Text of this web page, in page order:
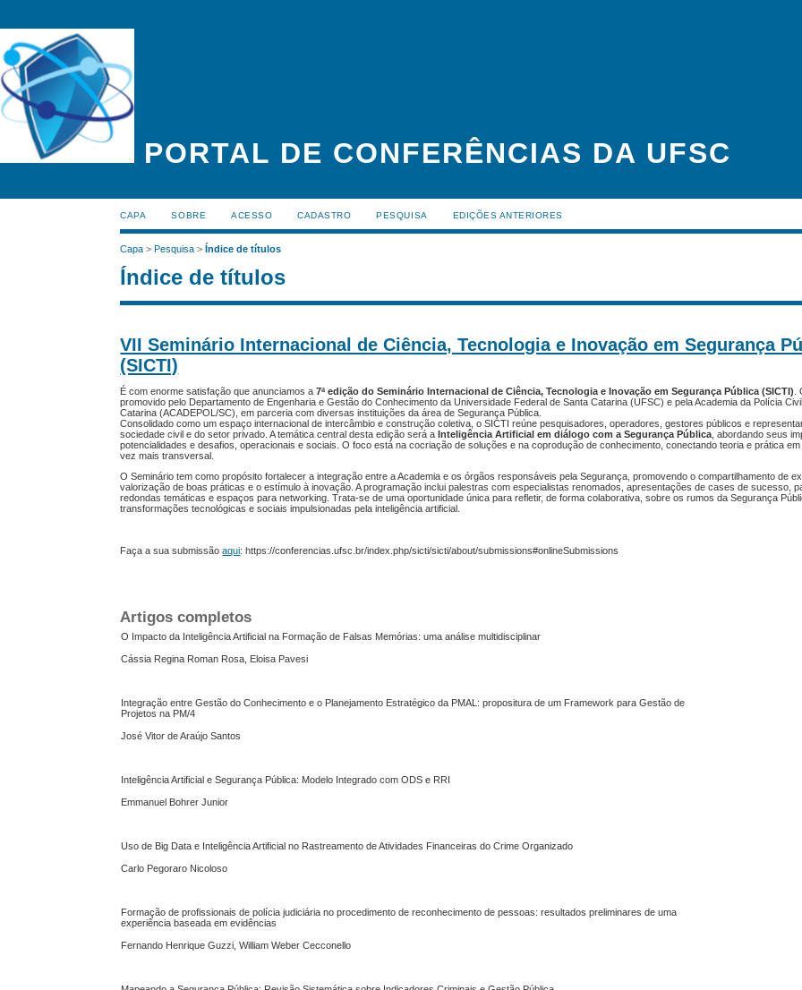
PORTAL DE CONFERÊNCIAS DA UFSC
CAPA SOBRE ACESSO CADASTRO PESQUISA EDIÇÕES ANTERIORES
Capa >Pesquisa >Índice de títulos
Índice de títulos
VII Seminário Internacional de Ciência, Tecnologia e Inovação em Segurança
(SICTI)
É com enorme satisfação que anunciamos a7ª edição do Seminário Internacional de Ciência, Tecnologia e Inovação em Segurança Pública (SICTI)
promovido pelo Departamento de Engenharia e Gestão do Conhecimento da Universidade Federal de Santa Catarina (UFSC) e pela Academia da Polícia
Catarina (ACADEPOL/SC), em parceria com diversas instituições da área de Segurança Pública.
Consolidado como um espaço internacional de intercâmbio e construção coletiva, o SICTI reúne pesquisadores, operadores, gestores públicos e
sociedade civil e do setor privado. A temática central desta edição será aInteligência Artificial em diálogo com a Segurança Pública , abordando seus
potencialidades e desafios, operacionais e sociais. O foco está na cocriação de soluções e na coprodução de conhecimento, conectando teoria e prática
vez mais transversal.
O Seminário tem como propósito fortalecer a integração entre a Academia e os órgãos responsáveis pela Segurança, promovendo o compartilhamento de
valorização de boas práticas e o estímulo à inovação. A programação inclui palestras com especialistas renomados, apresentações de cases de sucesso,
redondas temáticas e espaços para networking. Trata-se de uma oportunidade única para refletir, de forma colaborativa, sobre os rumos da Segurança
transformações tecnológicas e sociais impulsionadas pela inteligência artificial.
Faça a sua submissãoaqui: https://conferencias.ufsc.br/index.php/sicti/sicti/about/submissions#onlineSubmissions
Artigos completos
O Impacto da Inteligência Artificial na Formação de Falsas Memórias: uma análise multidisciplinar
Cássia Regina Roman Rosa, Eloisa Pavesi
Integração entre Gestão do Conhecimento e o Planejamento Estratégico da PMAL: propositura de um Framework para Gestão de
Projetos na PM/4
José Vitor de Araújo Santos
Inteligência Artificial e Segurança Pública: Modelo Integrado com ODS e RRI
Emmanuel Bohrer Junior
Uso de Big Data e Inteligência Artificial no Rastreamento de Atividades Financeiras do Crime Organizado
Carlo Pegoraro Nicoloso
Formação de profissionais de polícia judiciária no procedimento de reconhecimento de pessoas: resultados preliminares de uma
experiência baseada em evidências
Fernando Henrique Guzzi, William Weber Cecconello